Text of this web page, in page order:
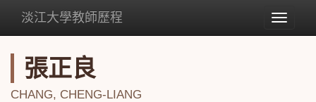
Toggle
淡江大學教師歷程
張正良
CHANG, CHENG-LIANG